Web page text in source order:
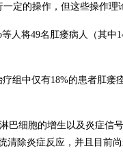
定的操作，但这些操作
等人将49名肛瘘病人（其中
疗组中仅有18%的患者肛瘘
巴细胞的增生以及炎症
除炎症反应，并且目前尚